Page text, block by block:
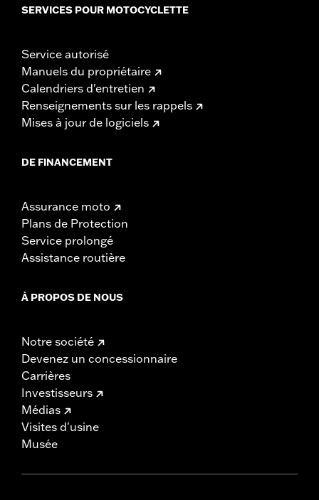
SERVICES POUR MOTOCYCLETTE
Service autorisé
Manuels du propriétaire
Calendriers d'entretien
Renseignements sur les rappels
Mises à jour de logiciels
DE FINANCEMENT
Assurance moto
Plans de Protection
Service prolongé
Assistance routière
À PROPOS DE NOUS
Notre société
Devenez un concessionnaire
Carrières
Investisseurs
Médias
Visites d'usine
Musée